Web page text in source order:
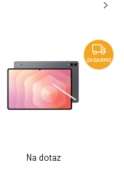
ZADARMO
Na dotaz